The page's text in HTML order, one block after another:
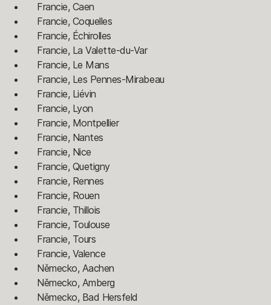
Francie, Caen
Francie, Coquelles
Francie, Échirolles
Francie, La Valette-du-Var
Francie, Le Mans
Francie, Les Pennes-Mirabeau
Francie, Liévin
Francie, Lyon
Francie, Montpellier
Francie, Nantes
Francie, Nice
Francie, Quetigny
Francie, Rennes
Francie, Rouen
Francie, Thillois
Francie, Toulouse
Francie, Tours
Francie, Valence
Německo, Aachen
Německo, Amberg
Německo, Bad Hersfeld